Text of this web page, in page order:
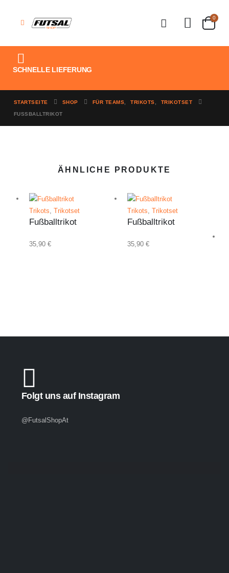
0
SCHNELLE LIEFERUNG
STARTSEITE SHOP FÜR TEAMS TRIKOTS TRIKOTSET
FUSSBALLTRIKOT
ÄHNLICHE PRODUKTE
Trikots, Trikotset
Fußballtrikot
35,90 €
Trikots, Trikotset
Fußballtrikot
35,90 €
Folgt uns auf Instagram
@FutsalShopAt